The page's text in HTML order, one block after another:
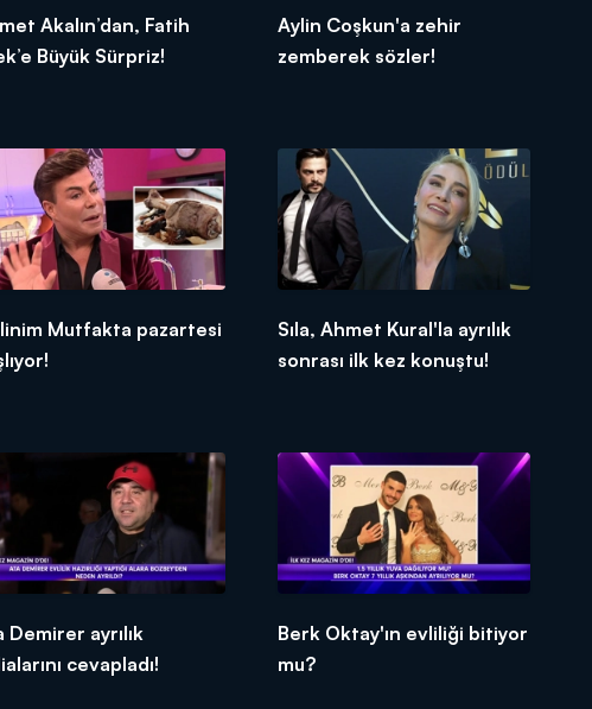
Akalın’dan, Fatih
Büyük Sürpriz!
Aylin Coşkun'a zehir
zemberek sözler!
Mutfakta pazartesi
Sıla, Ahmet Kural'la ayrılık
sonrası ilk kez konuştu!
Demirer ayrılık
cevapladı!
Berk Oktay'ın evliliği bitiyor
mu?